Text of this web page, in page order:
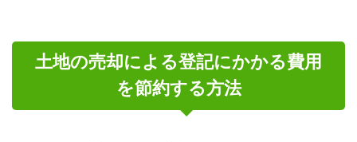
土地の売却による登記にかかる費用
を節約する方法